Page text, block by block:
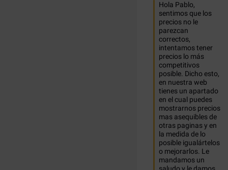
Hola Pablo,
sentimos que los
precios no le
parezcan
correctos,
intentamos tener
precios lo más
competitivos
posible. Dicho esto,
en nuestra web
tienes un apartado
en el cual puedes
mostrarnos precios
mas asequibles de
otras paginas y en
la medida de lo
posible igualártelos
o mejorarlos. Le
mandamos un